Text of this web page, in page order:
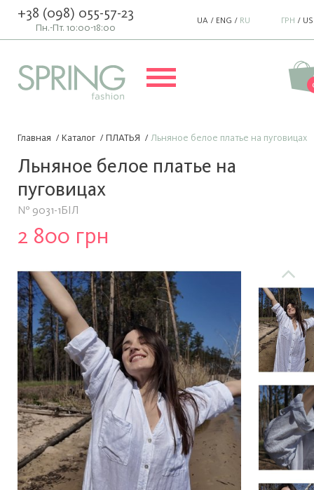
+38 (098) 055-57-23
Пн.-Пт. 10:00-18:00
UA / ENG / RU ГРН /
Главная / Каталог / ПЛАТЬЯ / Льняное белое платье на пуговицах
Льняное белое платье на
пуговицах
№ 9031-1БІЛ
2 800 грн